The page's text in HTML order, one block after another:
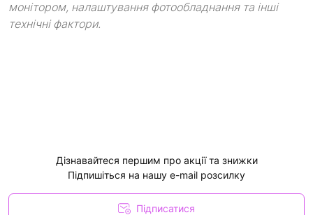
монітором, налаштування фотообладнання та інші
технічні фактори.
Дізнавайтеся першим про акції та знижки
Підпишіться на нашу e-mail розсилку
Підписатися